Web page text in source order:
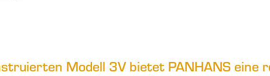
Modell 3V bietet PANHANS eine